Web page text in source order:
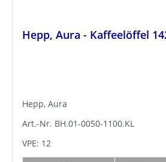
Hepp, Aura - Kaffeelöffel
Hepp, Aura
Art.-Nr. BH.01-0050-1100.KL
VPE: 12